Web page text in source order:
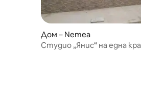
Дом – Nemea
Студио „Янис“ на една